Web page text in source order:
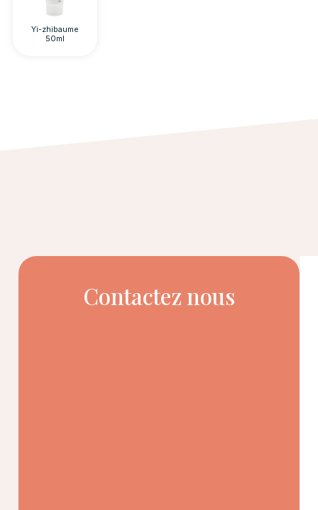
Yi-zhibaume
50ml
Contactez nous